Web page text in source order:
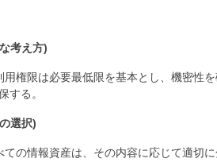
考え方)
権限は必要最低限を基本とし、機密性
する。
選択)
の情報資産は、その内容に応じて適切